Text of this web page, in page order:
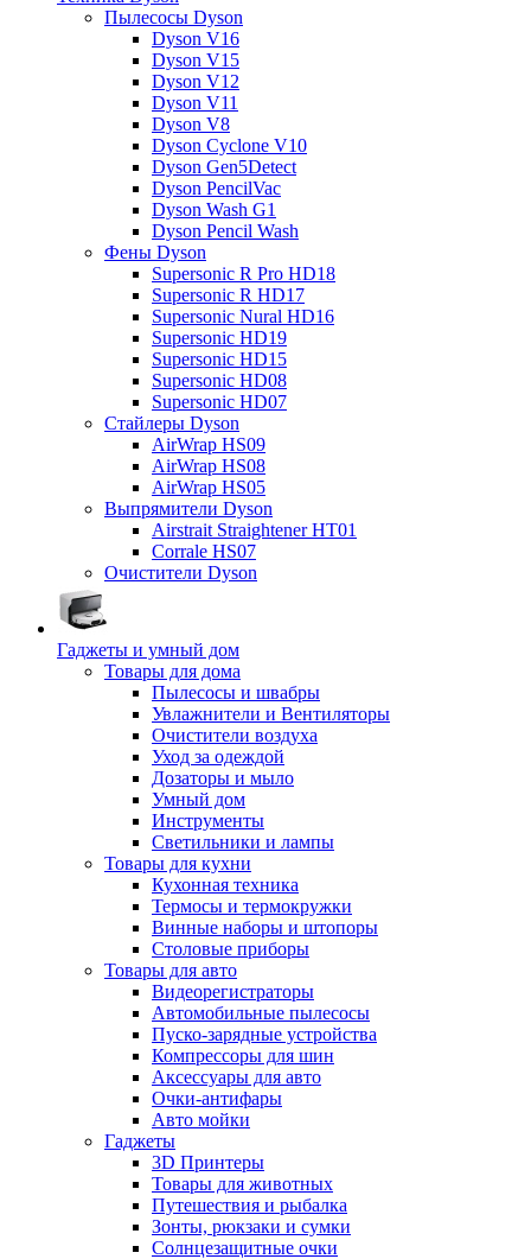
Пылесосы Dyson
Dyson V16
Dyson V15
Dyson V12
Dyson V11
Dyson V8
Dyson Cyclone V10
Dyson Gen5Detect
Dyson PencilVac
Dyson Wash G1
Dyson Pencil Wash
Фены Dyson
Supersonic R Pro HD18
Supersonic R HD17
Supersonic Nural HD16
Supersonic HD19
Supersonic HD15
Supersonic HD08
Supersonic HD07
Стайлеры Dyson
AirWrap HS09
AirWrap HS08
AirWrap HS05
Выпрямители Dyson
Airstrait Straightener HT01
Corrale HS07
Очистители Dyson
Гаджеты и умный дом
Товары для дома
Пылесосы и швабры
Увлажнители и Вентиляторы
Очистители воздуха
Уход за одеждой
Дозаторы и мыло
Умный дом
Инструменты
Светильники и лампы
Товары для кухни
Кухонная техника
Термосы и термокружки
Винные наборы и штопоры
Столовые приборы
Товары для авто
Видеорегистраторы
Автомобильные пылесосы
Пуско-зарядные устройства
Компрессоры для шин
Аксессуары для авто
Очки-антифары
Авто мойки
Гаджеты
3D Принтеры
Товары для животных
Путешествия и рыбалка
Зонты, рюкзаки и сумки
Солнцезащитные очки